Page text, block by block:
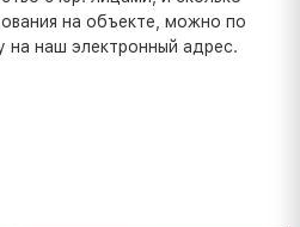
на объекте, можно по
на наш электронный адрес.